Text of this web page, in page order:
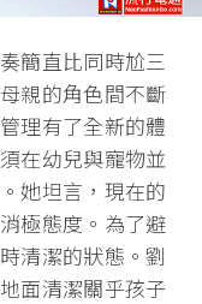
簡直比同時尬三
親的角色間不斷
理有了全新的體
在幼兒與寵物並
她坦言， 現在的
極態度。 為了避
清潔的狀態。劉
面清潔關乎孩子